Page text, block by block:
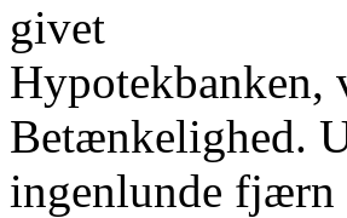
givet
Hypotekbanken,
Betænkelighed.
ingenlunde fjærn